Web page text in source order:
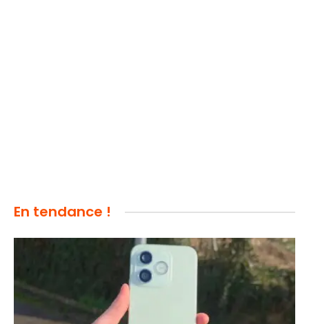
En tendance !